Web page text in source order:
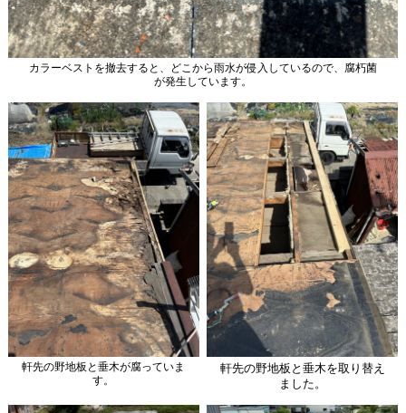
カラーベストを撤去すると、どこから雨水が侵入しているので、腐朽菌
が発生しています。
軒先の野地板と垂木が腐っていま
す。
軒先の野地板と垂木を取り替え
ました。